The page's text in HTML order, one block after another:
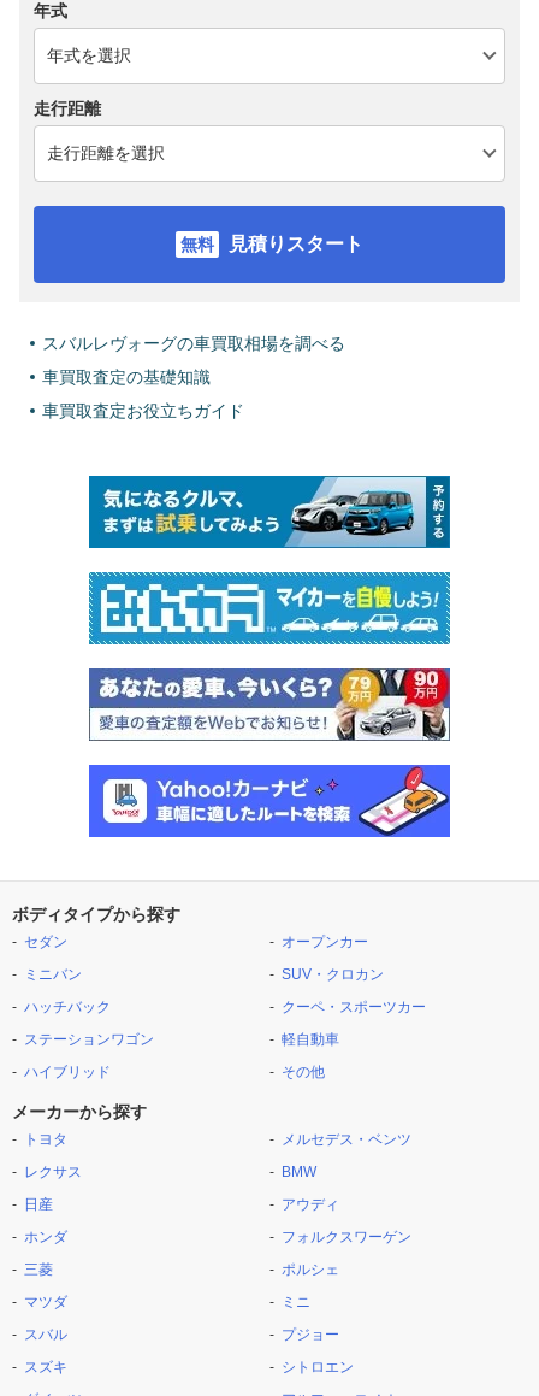
年式
走行距離
見積りスタート
スバルレヴォーグの車買取相場を調べる
車買取査定の基礎知識
車買取査定お役立ちガイド
ボディタイプから探す
セダン
ミニバン
ハッチバック
ステーションワゴン
ハイブリッド
オープンカー
SUV・クロカン
クーペ・スポーツカー
軽自動車
その他
メーカーから探す
トヨタ
レクサス
日産
ホンダ
三菱
マツダ
スバル
スズキ
メルセデス・ベンツ
BMW
アウディ
フォルクスワーゲン
ポルシェ
ミニ
プジョー
シトロエン